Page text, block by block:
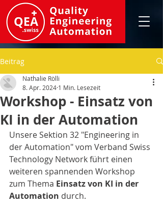
Beitrag
Workshop - Einsatz von
KI in der Automation
Nathalie Rölli
8. Apr. 2024 1 Min. Lesezeit
Unsere Sektion 32 "Engineering in
der Automation" vom Verband Swiss
Technology Network führt einen
weiteren spannenden Workshop
zum Thema Einsatz von KI in der
Automation durch.